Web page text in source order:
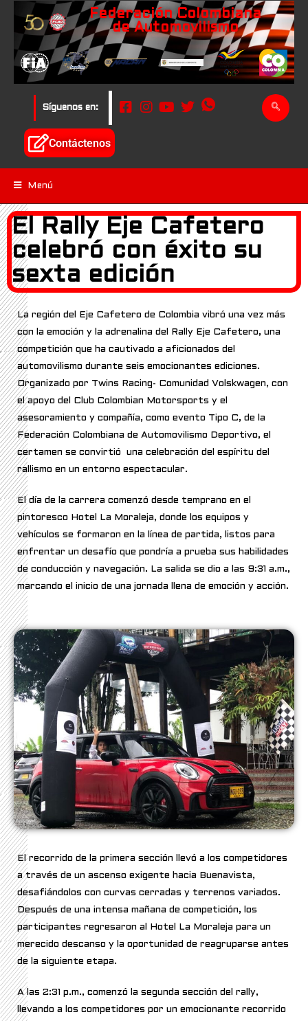
Federación Colombiana
de Automovilismo
Síguenos en:
Contáctenos
Menú
El Rally Eje Cafetero
celebró con éxito su
sexta edición
La región del Eje Cafetero de Colombia vibró una vez más
con la emoción y la adrenalina del Rally Eje Cafetero, una
competición que ha cautivado a aficionados del
automovilismo durante seis emocionantes ediciones.
Organizado por Twins Racing- Comunidad Volskwagen, con
el apoyo del Club Colombian Motorsports y el
asesoramiento y compañía, como evento Tipo C, de la
Federación Colombiana de Automovilismo Deportivo, el
certamen se convirtió una celebración del espíritu del
rallismo en un entorno espectacular.
El día de la carrera comenzó desde temprano en el
pintoresco Hotel La Moraleja, donde los equipos y
vehículos se formaron en la línea de partida, listos para
enfrentar un desafío que pondría a prueba sus habilidades
de conducción y navegación. La salida se dio a las 9:31 a.m.,
marcando el inicio de una jornada llena de emoción y acción.
El recorrido de la primera sección llevó a los competidores
a través de un ascenso exigente hacia Buenavista,
desafiándolos con curvas cerradas y terrenos variados.
Después de una intensa mañana de competición, los
participantes regresaron al Hotel La Moraleja para un
merecido descanso y la oportunidad de reagruparse antes
de la siguiente etapa.
A las 2:31 p.m., comenzó la segunda sección del rally,
llevando a los competidores por un emocionante recorrido